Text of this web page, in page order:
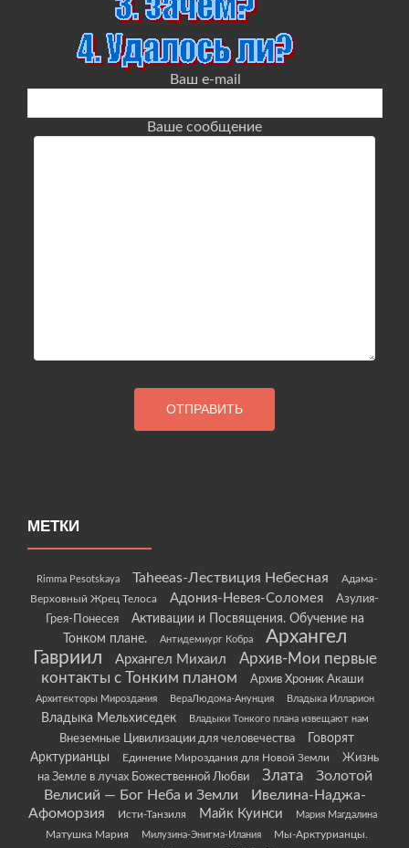
Ваш e-mail
Ваше сообщение
МЕТКИ
Rimma Pesotskaya Taheeas-Лествиция Небесная
Адама-
Верховный Жрец Телоса
Адония-Невея-Соломея
Азулия-
Грея-Понесея
Активации и Посвящения. Обучение на
Тонком плане.
Антидемиург Кобра
Архангел
Гавриил
Архангел Михаил
Архив-Мои первые
контакты с Тонким планом
Архив Хроник Акаши
Архитекторы Мироздания ВераЛюдома-Анунция Владыка Илларион
Владыка Мельхиседек Владыки Тонкого плана извещают нам
Внеземные Цивилизации для человечества
Говорят
Арктурианцы
Единение Мироздания для Новой Земли
Жизнь
на Земле в лучах Божественной Любви
Злата
Золотой
Велисий — Бог Неба и Земли
Ивелина-Наджа-
Афоморзия
Исти-Танзиля Майк Куинси Мария Магдалина
Матушка Мария Милузина-Энигма-Илания
Мы-Арктурианцы.